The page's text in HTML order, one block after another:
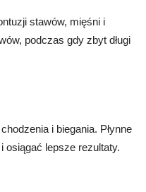
stawów, mięśni i
podczas gdy zbyt długi
i biegania. Płynne
osiągać lepsze rezultaty.